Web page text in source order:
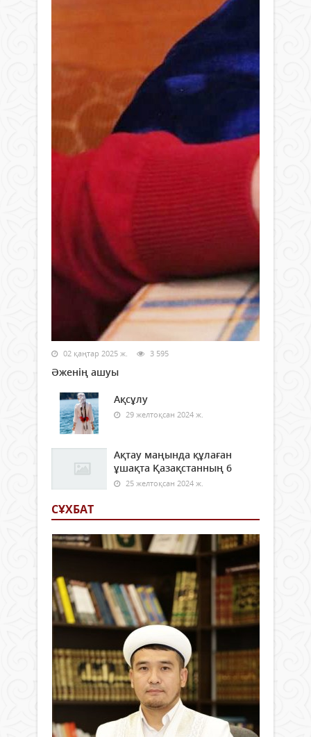
02 қаңтар 2025 ж. 3 595
Әженің ашуы
Ақсұлу
29 желтоқсан 2024 ж.
Ақтау маңында құлаған
ұшақта Қазақстанның 6
25 желтоқсан 2024 ж.
СҰХБАТ